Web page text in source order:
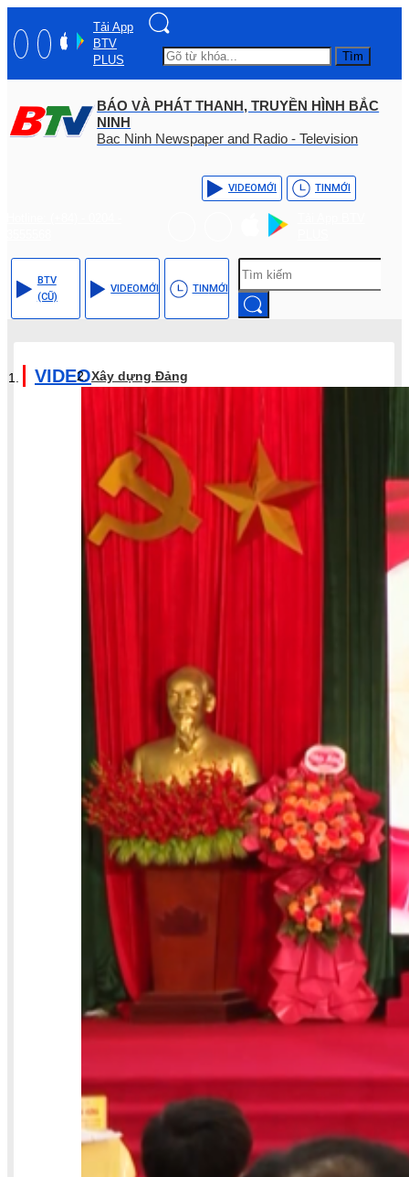
Tải App
BTV
PLUS
Tìm
BÁO VÀ PHÁT THANH, TRUYỀN HÌNH BẮC
NINH
Bac Ninh Newspaper and Radio - Television
VIDEOMỚI TINMỚI
BTV
(CŨ)
VIDEOMỚI TINMỚI
VIDEOXây dựng Đảng